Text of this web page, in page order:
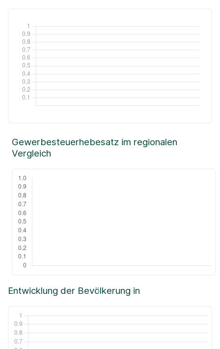
Entwicklung der Bevölkerung in
Gewerbesteuerhebesatz im regionalen
Vergleich